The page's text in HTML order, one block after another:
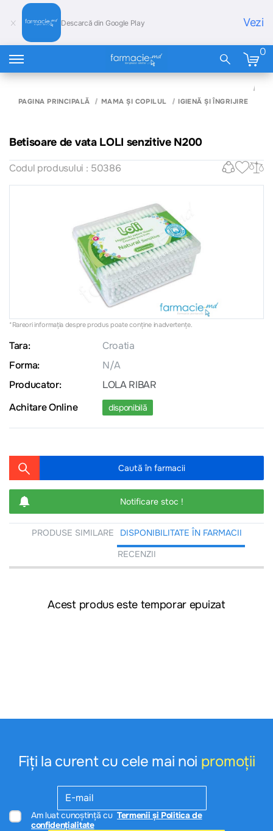
Descarcă din Google Play Vezi
0
PAGINA PRINCIPALĂ MAMA ȘI COPILUL IGIENĂ ȘI ÎNGRIJIRE
Betisoare de vata LOLI senzitive N200
Codul produsului : 50386
*Rareori informația despre produs poate conţine inadvertenţe.
Tara:
Croatia
Forma:
N/A
Producator:
LOLA RIBAR
Achitare Online
disponibilă
Caută în farmacii
Notificare stoc !
PRODUSE SIMILARE
DISPONIBILITATE ÎN FARMACII
RECENZII
Acest produs este temporar epuizat
Fiți la curent cu cele mai noi promoții
Am luat cunoștință cu Termenii și Politica de
confidențialitate